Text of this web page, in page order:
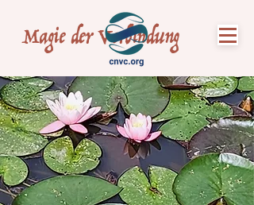
Magie der Verbindung